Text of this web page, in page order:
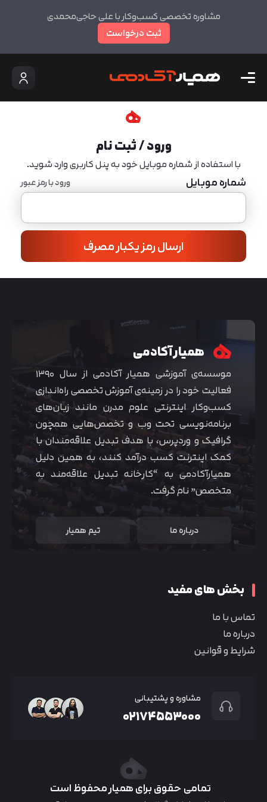
مشاوره تخصصی کسب‌وکار با علی حاجی‌محمدی
ثبت درخواست
ورود / ثبت نام
با استفاده از شماره موبایل خود به پنل کاربری وارد شوید.
شماره موبایل ورود با رمز عبور
ارسال رمز یکبار مصرف
همیار آکادمی
موسسه‌ی آموزشی همیار آکادمی از سال ۱۳۹۰
فعالیت خود را در زمینه‌ی آموزش تخصصی راه‌اندازی
کسب‌و‌کار اینترنتی علوم مدرن مانند زبان‌های
برنامه‌نویسی تحت وب و تخصص‌هایی همچون
گرافیک و وردپرس، با هدف تبدیل علاقه‌مندان با
کمک اینترنت کسب درآمد کنند، به همین دلیل
همیارآکادمی به “کارخانه تبدیل علاقه‌مند به
متخصص” نام گرفت.
درباره ما تیم همیار
بخش های مفید
تماس با ما
درباره ما
شرایط و قوانین
مشاوره و پشتیبانی
۰۲۱۷۴۵۵۳۰۰۰
تمامی حقوق برای همیار محفوظ است
متوجه شدم